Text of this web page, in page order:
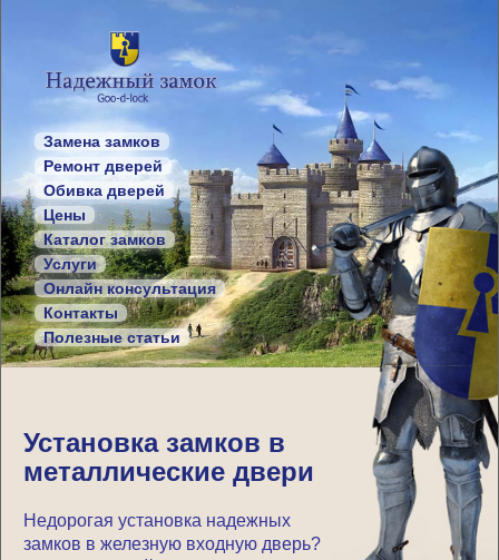
Замена замков
Ремонт дверей
Обивка дверей
Цены
Каталог замков
Услуги
Онлайн консультация
Контакты
Полезные статьи
Установка замков в
металлические двери
Недорогая установка надежных
замков в железную входную дверь?